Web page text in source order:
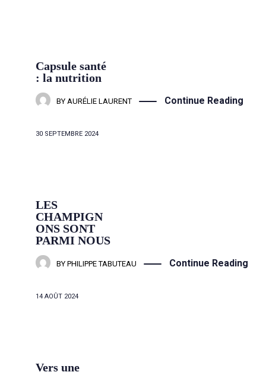
Capsule santé
: la nutrition
BY AURÉLIE LAURENT Continue Reading
30 SEPTEMBRE 2024
LES
CHAMPIGN
ONS SONT
PARMI NOUS
BY PHILIPPE TABUTEAU Continue Reading
14 AOÛT 2024
Vers une